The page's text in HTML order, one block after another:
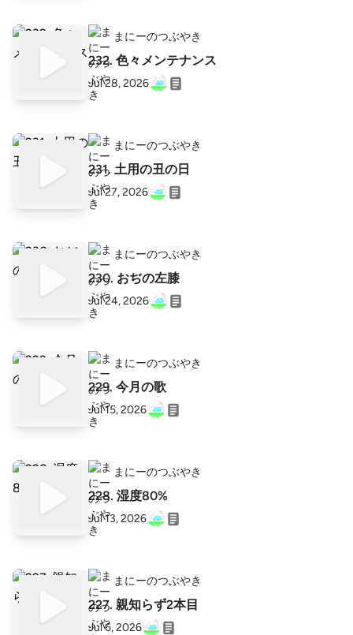
まにーのつぶやき
232. 色々メンテナンス
Jul 28, 2026
まにーのつぶやき
231. 土用の丑の日
Jul 27, 2026
まにーのつぶやき
230. おぢの左膝
Jul 24, 2026
まにーのつぶやき
229. 今月の歌
Jul 15, 2026
まにーのつぶやき
228. 湿度80%
Jul 13, 2026
まにーのつぶやき
227. 親知らず2本目
Jul 6, 2026